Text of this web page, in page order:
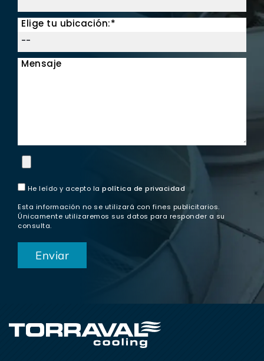
Elige tu ubicación:*
Mensaje
He leído y acepto la política de privacidad
Esta información no se utilizará con fines publicitarios.
Únicamente utilizaremos sus datos para responder a su
consulta.